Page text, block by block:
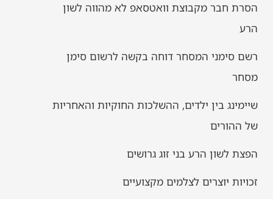
הסרת חבר מקבוצת וואטסאפ לא מהווה לשון
הרע
רשם סימני המסחר דוחה בקשה לרשום סימן
מסחר
שיימינג בין ילדים, ההשלכות החוקיות והאחריות
של ההורים
הפצת לשון הרע בני זוג גרושים
זכויות יוצרים לצלמים מקצועיים